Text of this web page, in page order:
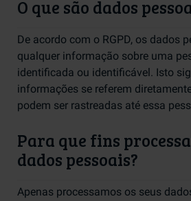
O que são dados
De acordo com o RGPD, os dados
qualquer informação sobre uma
identificada ou identificável. Isto
informações se referem
podem ser rastreadas até essa
Para que fins
dados pessoais?
Apenas processamos os seus